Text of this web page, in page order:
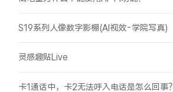
S19系列人像数字影棚(AI视效-学院写真)
灵感趣贴Live
卡1通话中，卡2无法呼入电话是怎么回事？